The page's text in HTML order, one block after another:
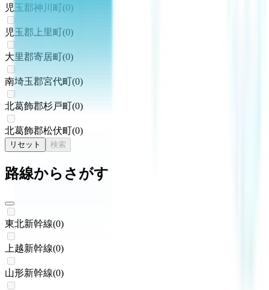
児玉郡神川町(0)
児玉郡上里町(0)
大里郡寄居町(0)
南埼玉郡宮代町(0)
北葛飾郡杉戸町(0)
北葛飾郡松伏町(0)
リセット 検索
路線からさがす
東北新幹線(0)
上越新幹線(0)
山形新幹線(0)